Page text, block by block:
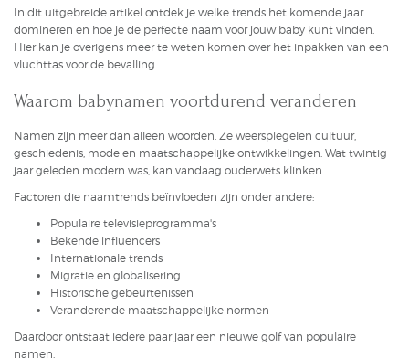
In dit uitgebreide artikel ontdek je welke trends het komende jaar
domineren en hoe je de perfecte naam voor jouw baby kunt vinden.
Hier kan je overigens meer te weten komen over het inpakken van een
vluchttas voor de bevalling.
Waarom babynamen voortdurend veranderen
Namen zijn meer dan alleen woorden. Ze weerspiegelen cultuur,
geschiedenis, mode en maatschappelijke ontwikkelingen. Wat twintig
jaar geleden modern was, kan vandaag ouderwets klinken.
Factoren die naamtrends beïnvloeden zijn onder andere:
Populaire televisieprogramma's
Bekende influencers
Internationale trends
Migratie en globalisering
Historische gebeurtenissen
Veranderende maatschappelijke normen
Daardoor ontstaat iedere paar jaar een nieuwe golf van populaire
namen.